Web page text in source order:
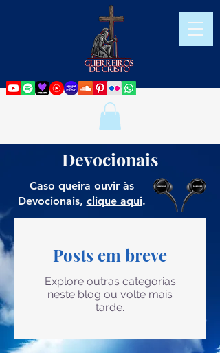
Devocionais
Caso queira ouvir às
Devocionais, clique aqui.
Posts em breve
Explore outras categorias
neste blog ou volte mais
tarde.